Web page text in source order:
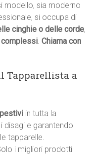
modello, sia moderno
si occupa di
cinghie o delle corde,
complessi.Chiama con
Tapparellista a
in tutta la
disagi e garantendo
tapparelle.
i migliori prodotti